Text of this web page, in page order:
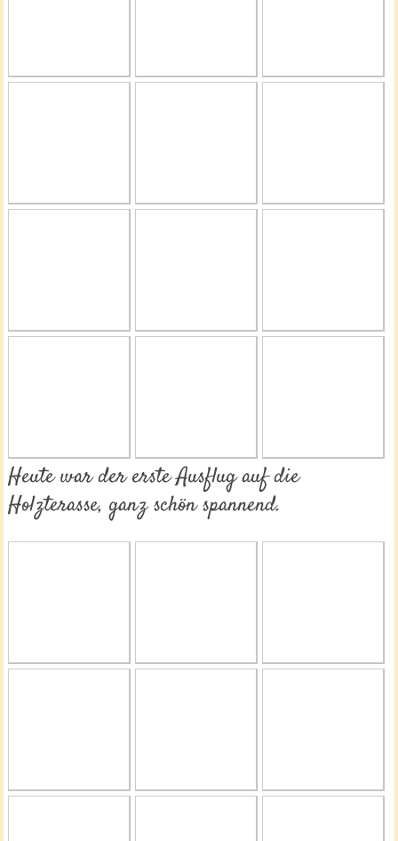
Heute war der erste Ausflug auf die
Holzterasse, ganz schön spannend.